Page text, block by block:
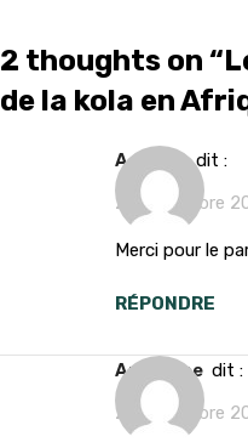
2 thoughts on “
de la kola en
Agbony dit :
24 novembre
Merci pour le
RÉPONDRE
Anonyme dit :
27 novembre